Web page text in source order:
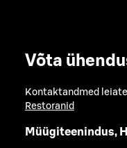
Võta
Kontaktandmed
Restoranid
Müügiteenindus,